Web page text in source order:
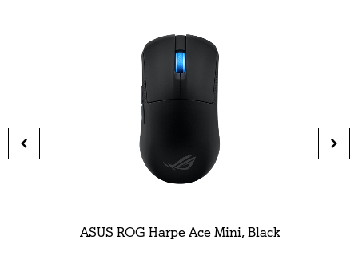
ASUS ROG Harpe Ace Mini, Black